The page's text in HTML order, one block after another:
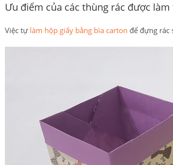
Ưu điểm của các thùng rác được
Việc tự làm hộp giấy bằng bìa carton để đựng rác